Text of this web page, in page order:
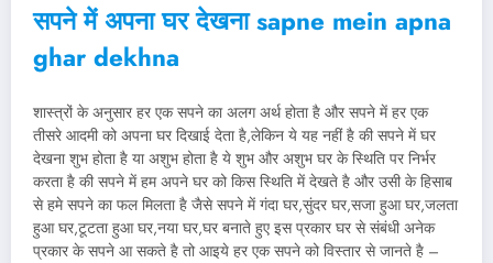
सपने में अपना घर देखना sapne mein apna
ghar dekhna
शास्त्रों के अनुसार हर एक सपने का अलग अर्थ होता है और सपने में हर एक
तीसरे आदमी को अपना घर दिखाई देता है,लेकिन ये यह नहीं है की सपने में घर
देखना शुभ होता है या अशुभ होता है ये शुभ और अशुभ घर के स्थिति पर निर्भर
करता है की सपने में हम अपने घर को किस स्थिति में देखते है और उसी के हिसाब
से हमे सपने का फल मिलता है जैसे सपने में गंदा घर,सुंदर घर,सजा हुआ घर,जलता
हुआ घर,टूटता हुआ घर,नया घर,घर बनाते हुए इस प्रकार घर से संबंधी अनेक
प्रकार के सपने आ सकते है तो आइये हर एक सपने को विस्तार से जानते है –